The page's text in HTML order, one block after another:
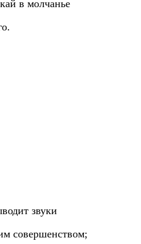
в молчаньe
звуки
совершенством;